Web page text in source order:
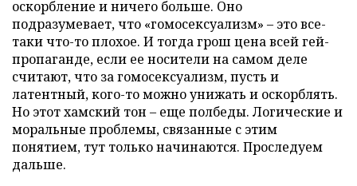
оскорбление и ничего больше. Оно
подразумевает, что «гомосексуализм» – это все-
таки что-то плохое. И тогда грош цена всей гей-
пропаганде, если ее носители на самом деле
считают, что за гомосексуализм, пусть и
латентный, кого-то можно унижать и оскорблять.
Но этот хамский тон – еще полбеды. Логические и
моральные проблемы, связанные с этим
понятием, тут только начинаются. Проследуем
дальше.